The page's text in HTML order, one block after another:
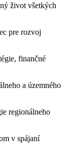
život všetkých
pre rozvoj
finančné
a územného
regionálneho
v spájaní